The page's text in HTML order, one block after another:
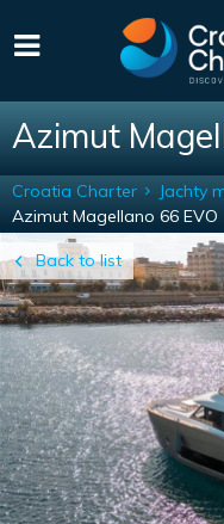
Azimut
Back to list
Croatia Charter
Jachty
Azimut Magellano 66 EVO